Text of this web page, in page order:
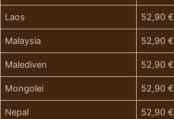
Laos 52,90 €
Malaysia 52,90 €
Malediven 52,90 €
Mongolei 52,90 €
Nepal 52,90 €